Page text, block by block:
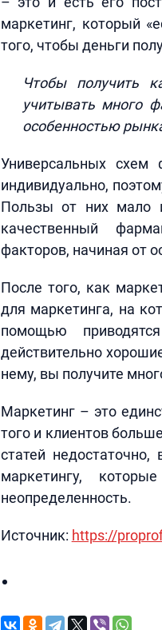
маркетинг, который
того, чтобы деньги
Чтобы получить
учитывать много
особенностью
Универсальных схем
индивидуально,
Пользы от них мало
качественный
факторов, начиная от
После того, как
для маркетинга, на
помощью
действительно
нему, вы получите
Маркетинг – это
того и клиентов
статей
маркетингу,
неопределенность.
Источник: https://